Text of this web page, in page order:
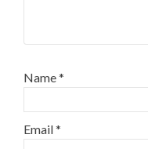
Name*
Email*